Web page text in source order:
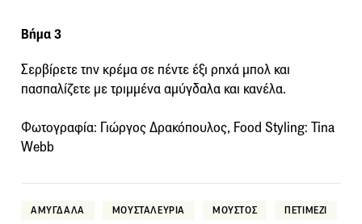
Βήμα 3
Σερβίρετε την κρέμα σε πέντε έξι ρηχά μπολ και
πασπαλίζετε με τριμμένα αμύγδαλα και κανέλα.
Φωτογραφία: Γιώργος Δρακόπουλος, Food Styling: Tina
Webb
ΑΜΥΓΔΑΛΑ ΜΟΥΣΤΑΛΕΥΡΙΑ ΜΟΥΣΤΟΣ ΠΕΤΙΜΕΖΙ